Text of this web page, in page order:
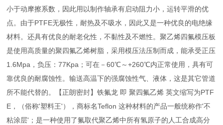
小于动摩擦系数，因此用以制作轴承有启动阻力小，运转平滑的优
点。由于PTFE无极性，耐热及不吸水，因此又是一种优良的电绝缘
材料。还具有优良的耐老化性，不黏性及不燃性。聚乙烯四氟模压板
是使用高质量的聚四氟乙烯树脂，采用模压法压制而成，能承受正压
1.6Mpa，负压：77Kpa；可在－60℃～+260℃内正常使用，具有可
靠优良的耐腐蚀性。输送高温下的强腐蚀性气、液体，这是其它管道
所不能代替的。【正朗密封】铁氟龙 即 聚四氟乙烯 英文缩写为PTF
E，（俗称'塑料王'），商标名Teflon 这种材料的产品一般统称作'不
粘涂层'；是一种使用了氟取代聚乙烯中所有氢原子的人工合成高分